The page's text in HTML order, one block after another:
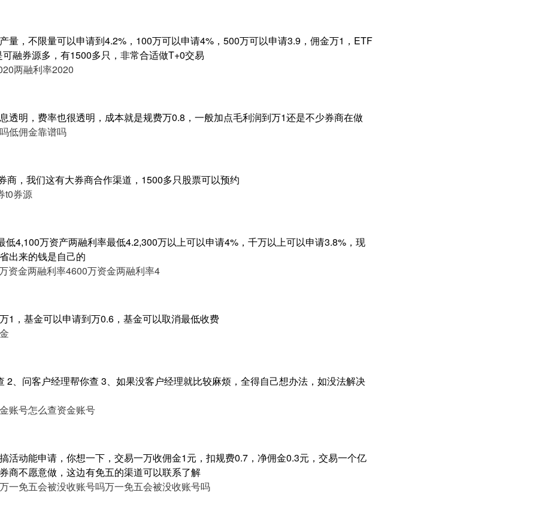
量，不限量可以申请到4.2%，100万可以申请4%，500万可以申请3.9，佣金万1，ETF
融券源多，有1500多只，非常合适做T+0交易
两融利率2020
透明，费率也很透明，成本就是规费万0.8，一般加点毛利润到万1还是不少券商在做
低佣金靠谱吗
商，我们这有大券商合作渠道，1500多只股票可以预约
t0券源
低4,100万资产两融利率最低4.2,300万以上可以申请4%，千万以上可以申请3.8%，现
出来的钱是自己的
资金两融利率4600万资金两融利率4
1，基金可以申请到万0.6，基金可以取消最低收费
2、问客户经理帮你查 3、如果没客户经理就比较麻烦，全得自己想办法，如没法解决
账号怎么查资金账号
活动能申请，你想一下，交易一万收佣金1元，扣规费0.7，净佣金0.3元，交易一个亿
商不愿意做，这边有免五的渠道可以联系了解
万一免五会被没收账号吗万一免五会被没收账号吗